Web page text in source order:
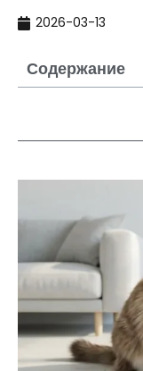
2026-03-13
Содержание